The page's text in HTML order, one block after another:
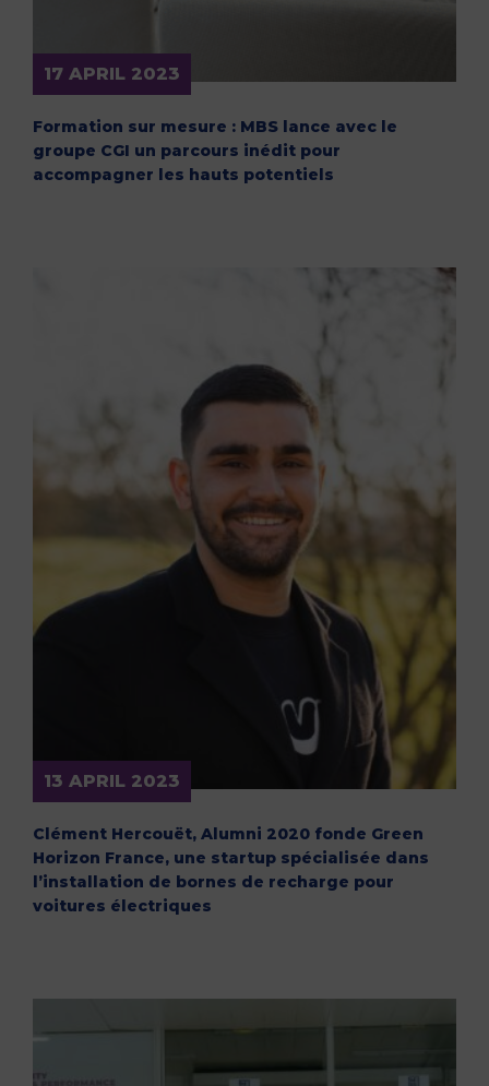
17 APRIL 2023
Formation sur mesure : MBS lance avec le
groupe CGI un parcours inédit pour
accompagner les hauts potentiels
13 APRIL 2023
Clément Hercouët, Alumni 2020 fonde Green
Horizon France, une startup spécialisée dans
l’installation de bornes de recharge pour
voitures électriques